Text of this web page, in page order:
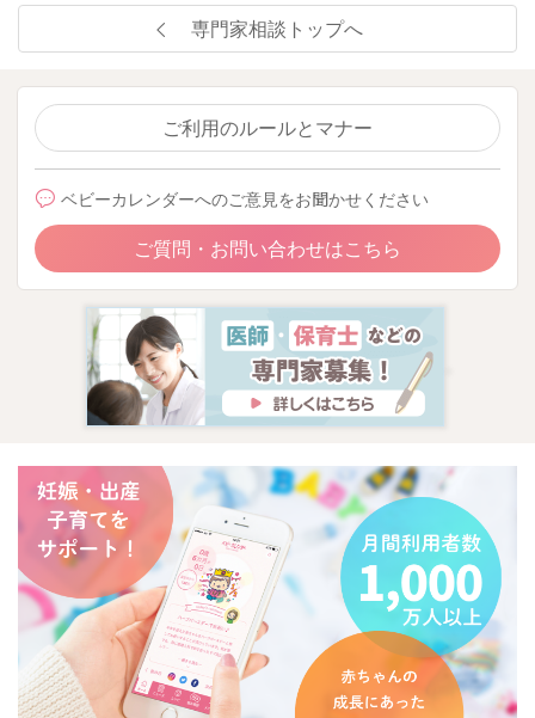
専門家相談トップへ
ご利用のルールとマナー
ベビーカレンダーへのご意見をお聞かせください
ご質問・お問い合わせはこちら